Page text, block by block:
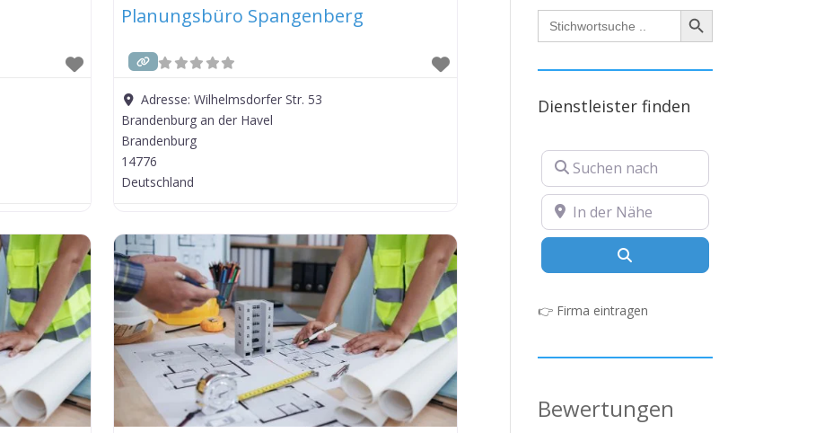
Planungsbüro Spangenberg
Adresse: Wilhelmsdorfer Str. 53
Brandenburg an der Havel
Brandenburg
14776
Deutschland
Search
for:
Search Button
Dienstleister finden
Suchen nach
In der Nähe
👉 Firma eintragen
Bewertungen